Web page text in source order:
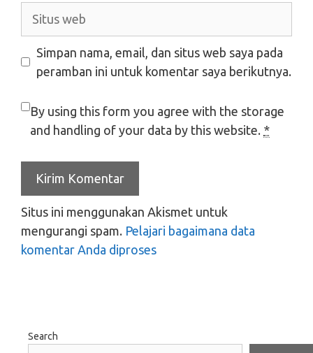
Simpan nama, email, dan situs web saya pada
peramban ini untuk komentar saya berikutnya.
By using this form you agree with the storage
and handling of your data by this website. *
Situs ini menggunakan Akismet untuk
mengurangi spam. Pelajari bagaimana data
komentar Anda diproses
Search